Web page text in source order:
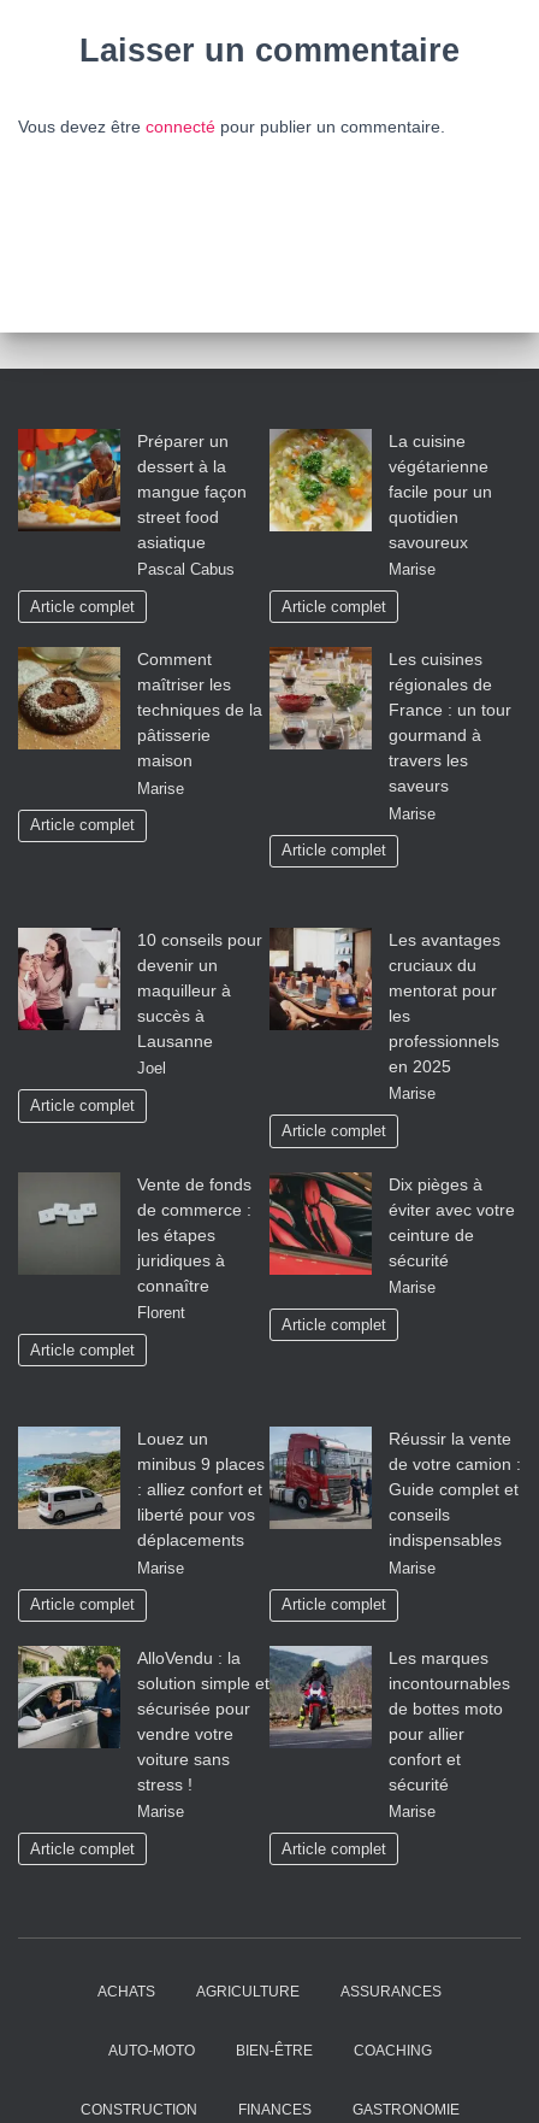
Laisser un commentaire
Vous devez être connecté pour publier un commentaire.
Préparer un
dessert à la
mangue façon
street food
asiatique
Pascal Cabus
Article complet
La cuisine
végétarienne
facile pour un
quotidien
savoureux
Marise
Article complet
Comment
maîtriser les
techniques de la
pâtisserie
maison
Marise
Article complet
Les cuisines
régionales de
France : un tour
gourmand à
travers les
saveurs
Marise
Article complet
10 conseils pour
devenir un
maquilleur à
succès à
Lausanne
Joel
Article complet
Les avantages
cruciaux du
mentorat pour
les
professionnels
en 2025
Marise
Article complet
Vente de fonds
de commerce :
les étapes
juridiques à
connaître
Florent
Article complet
Dix pièges à
éviter avec votre
ceinture de
sécurité
Marise
Article complet
Louez un
minibus 9 places
: alliez confort et
liberté pour vos
déplacements
Marise
Article complet
Réussir la vente
de votre camion :
Guide complet et
conseils
indispensables
Marise
Article complet
AlloVendu : la
solution simple et
sécurisée pour
vendre votre
voiture sans
stress !
Marise
Article complet
Les marques
incontournables
de bottes moto
pour allier
confort et
sécurité
Marise
Article complet
ACHATS AGRICULTURE ASSURANCES
AUTO-MOTO BIEN-ÊTRE COACHING
CONSTRUCTION FINANCES GASTRONOMIE